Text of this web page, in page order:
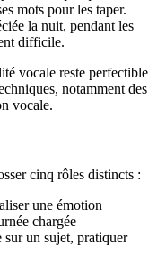
mots pour les taper.
la nuit, pendant les
difficile.
vocale reste perfectible
notamment des
vocale.
cinq rôles distincts :
une émotion
chargée
sur un sujet, pratiquer